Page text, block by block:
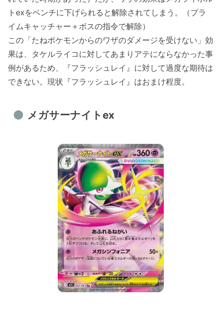
トexをベンチに下げられると解除されてしまう。（プラ
イムキャッチャー＋ボスの指令で解除）
この「たねポケモンからのワザのダメージを受けない」効
果は、タケルライコに対してあまりアテにならなかった事
例があるため、『フラッシュレイ』に対して過度な期待は
できない。現状『フラッシュレイ』はおまけ程度。
メガサーナイトex